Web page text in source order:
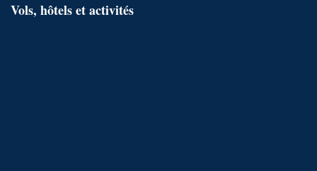
Vols, hôtels et activités